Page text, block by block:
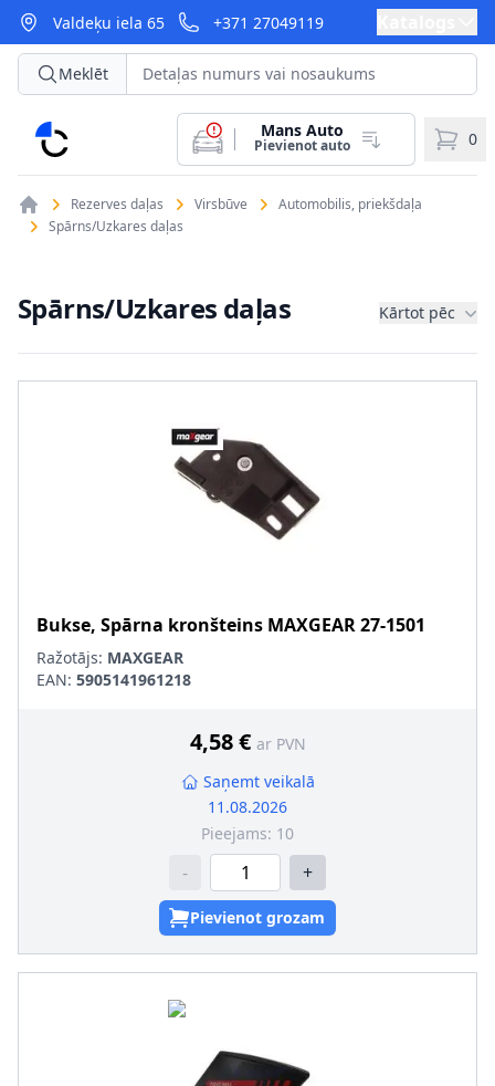
Valdeķu iela 65 +371 27049119
CarParts
Meklēt
Mans Auto
Pievienot auto 0
Rezerves daļas Virsbūve
Automobilis, priekšdaļa
Spārns/Uzkares daļas
Spārns/Uzkares daļas Kārtot pēc
Bukse, Spārna kronšteins MAXGEAR27-1501
Ražotājs: MAXGEAR
EAN: 5905141961218
4,58 € ar PVN
Saņemt veikalā
11.08.2026
Pieejams: 10
- +
Pievienot grozam